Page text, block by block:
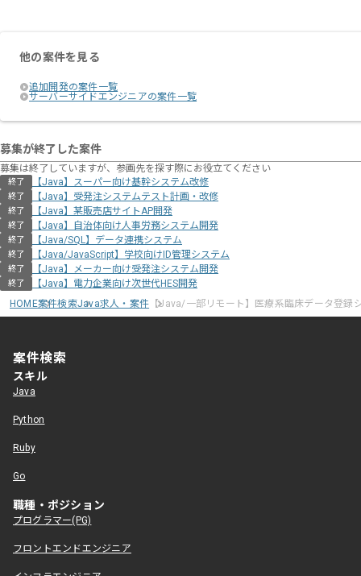
他の案件を見る
追加開発の案件一覧
サーバーサイドエンジニアの案件一覧
募集が終了した案件
募集は終了していますが、参画先を探す際にお役立てください
終了 【Java】スーパー向け基幹システム改修
終了 【Java】受発注システムテスト計画・改修
終了 【Java】某販売店サイトAP開発
終了 【Java】自治体向け人事労務システム開発
終了 【Java/SQL】データ連携システム
終了 【Java/JavaScript】学校向けID管理システム
終了 【Java】メーカー向け受発注システム開発
終了
【Java】電力企業向け次世代HES開発
HOME案件検索Java求人・案件 【Java/一部リモート】医療系臨床データ登録
案件検索
スキル
Java
Python
Ruby
Go
職種・ポジション
プログラマー(PG)
フロントエンドエンジニア